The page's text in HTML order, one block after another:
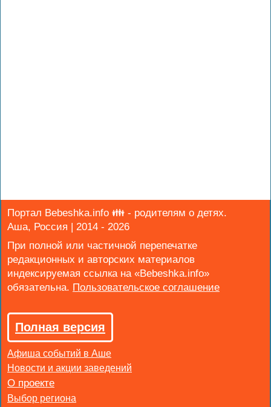
Портал Bebeshka.info 👪 - родителям о детях.
Аша, Россия | 2014 - 2026
При полной или частичной перепечатке
редакционных и авторских материалов
индексируемая ссылка на «Bebeshka.info»
обязательна.
Полная версия
Афиша событий в Аше
Новости и акции заведений
Выбор региона